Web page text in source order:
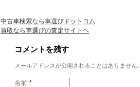
中古車検索なら車選びドットコム
買取なら車選びの査定サイトヘ
コメントを残す
メールアドレスが公開されることはありません。
名前 *